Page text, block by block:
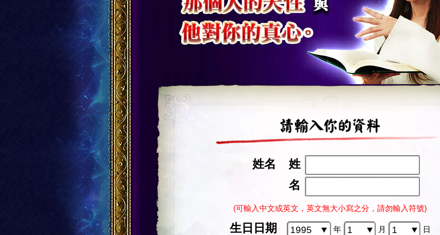
姓名
姓
名
(可輸入中文或英文，英文無大小寫之分，請勿輸入符號)
生日日期 年 月 日